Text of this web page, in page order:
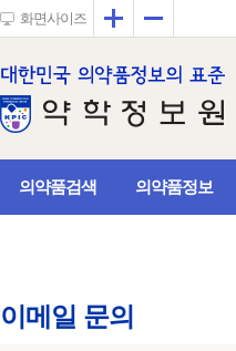
화면사이즈 확대
의약품검색 의약품정보
이메일 문의